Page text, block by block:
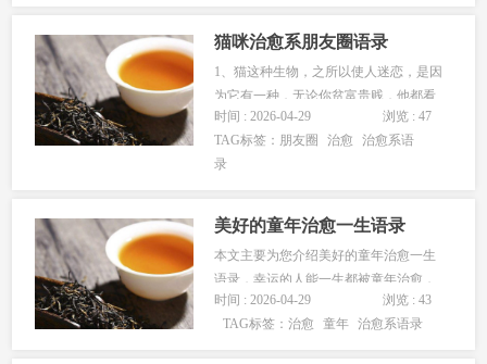
化成了暖暖的，带有淡…...
猫咪治愈系朋友圈语录
1、猫这种生物，之所以使人迷恋，是因
为它有一种，无论你贫富贵贱，他都看
不起你的气质2、你好，我家主子说养不
起我了，我来查一下我还有多少鱼额3、
凭什么猫猫狗狗长得圆圆的就是可爱，
时间 : 2026-04-29
浏览 : 47
TAG标签： 朋友圈 治愈
治愈系语
录
美好的童年治愈一生语录
本文主要为您介绍美好的童年治愈一生
语录，幸运的人能一生都被童年治愈，
不幸的人却要用一生去治愈童年。童年
时期一个良好的生长背景、有爱的家庭
时间 : 2026-04-29
浏览 : 43
TAG标签：治愈 童年 治愈系语录